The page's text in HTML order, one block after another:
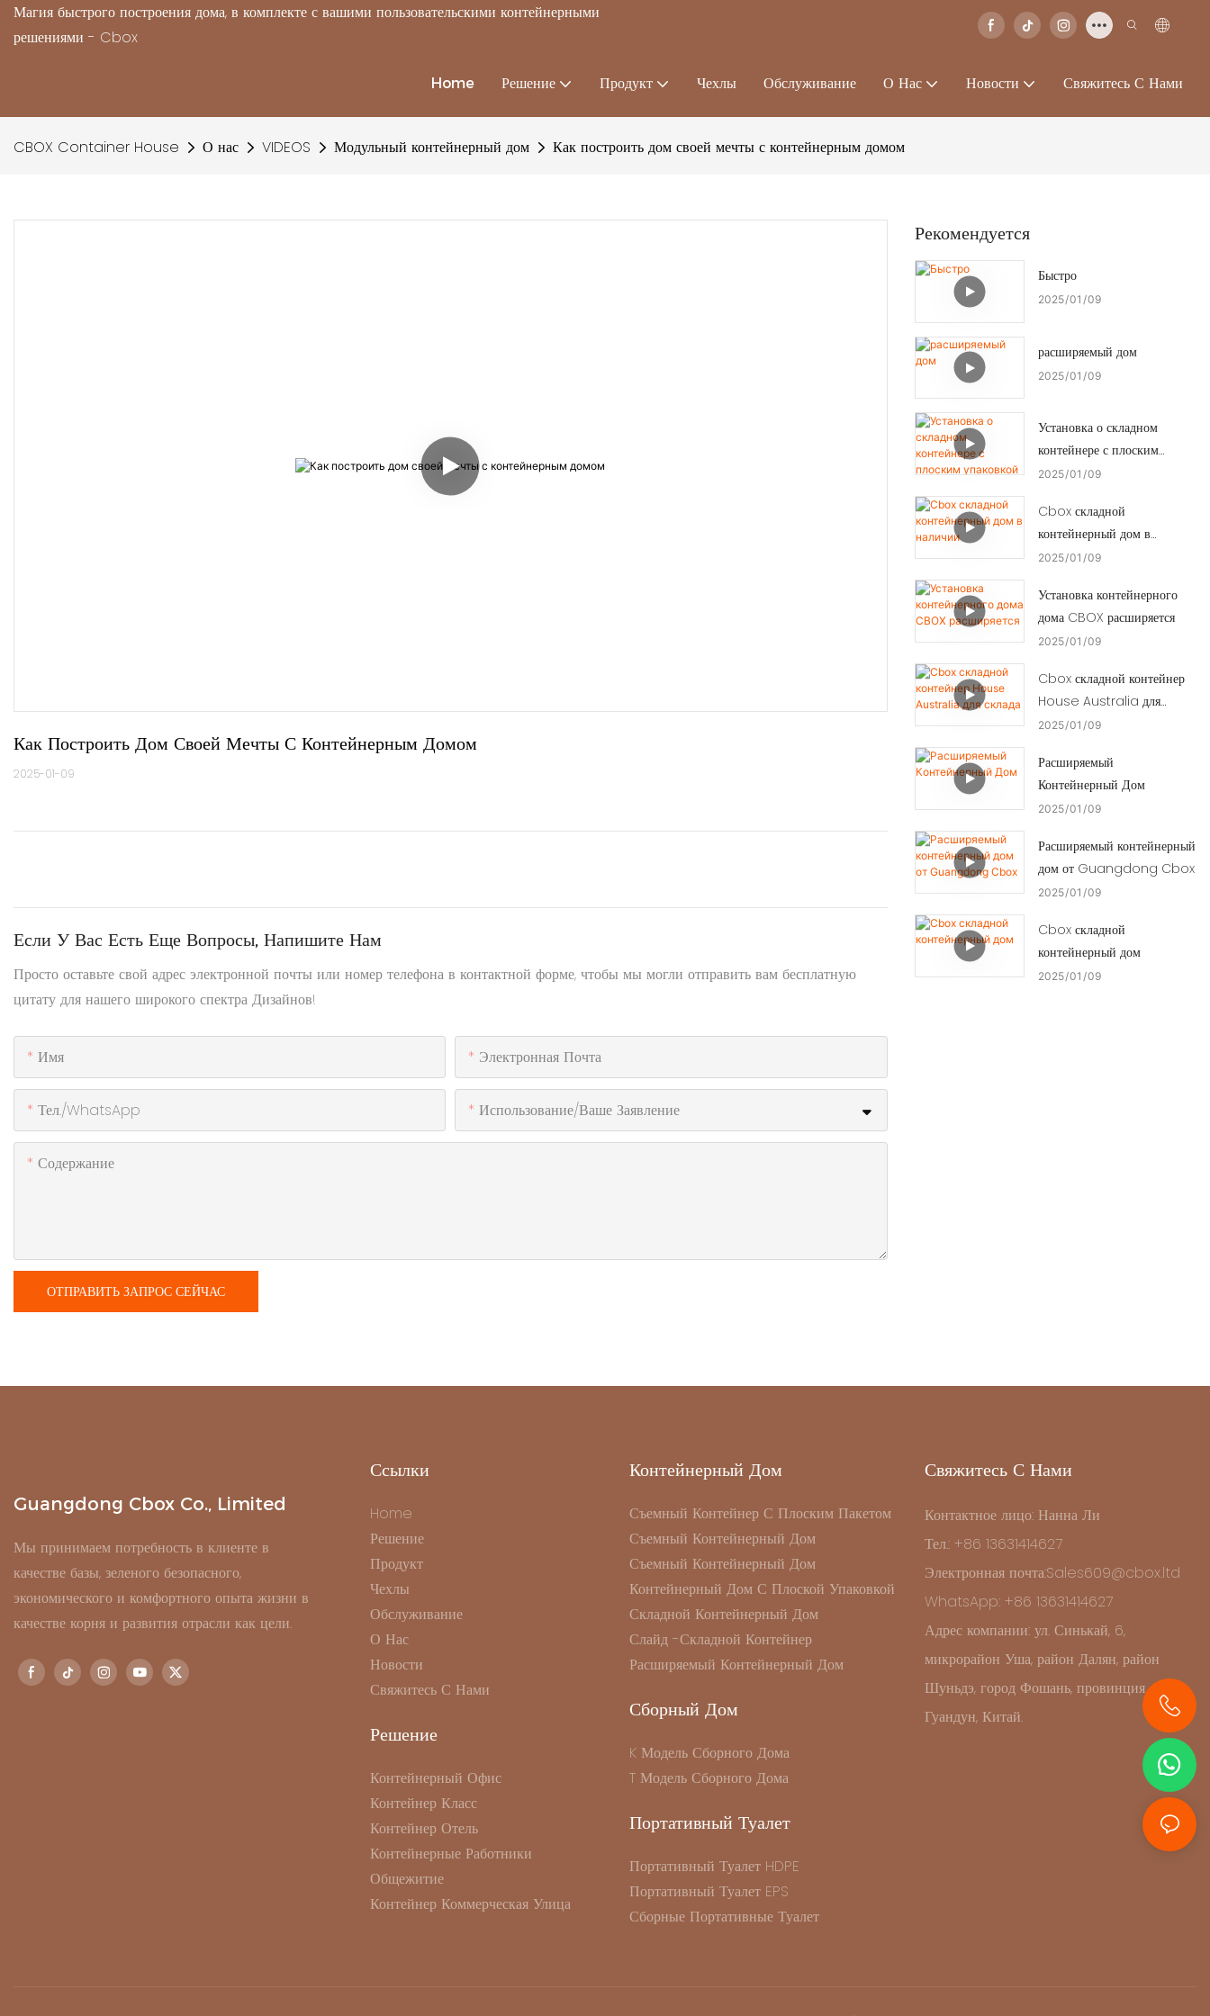
Магия быстрого построения дома, в комплекте с вашими пользовательскими контейнерными
решениями - Cbox
Home Решение Продукт Чехлы Обслуживание О Нас Новости Свяжитесь С Нами
CBOX Container House О нас VIDEOS Модульный контейнерный дом Как построить дом своей мечты с контейнерным домом
Как Построить Дом Своей Мечты С Контейнерным Домом
2025-01-09
Если У Вас Есть Еще Вопросы, Напишите Нам
Просто оставьте свой адрес электронной почты или номер телефона в контактной форме, чтобы мы могли отправить вам бесплатную
цитату для нашего широкого спектра Дизайнов!
Имя Электронная Почта
Тел./WhatsApp Использование/ваше Заявление
Содержание
ОТПРАВИТЬ ЗАПРОС СЕЙЧАС
Рекомендуется
Быстро
2025 01 09
расширяемый дом
2025 01 09
Установка о складном
контейнере с плоским
упаковкой
2025 01 09
Cbox складной
контейнерный дом в
наличии
2025 01 09
Установка контейнерного
дома CBOX расширяется
2025 01 09
Cbox складной контейнер
House Australia для
склада
2025 01 09
Расширяемый
Контейнерный Дом
2025 01 09
Расширяемый контейнерный
дом от Guangdong Cbox
2025 01 09
Cbox складной
контейнерный дом
2025 01 09
Guangdong Cbox Co., Limited
Мы принимаем потребность в клиенте в
качестве базы, зеленого безопасного,
экономического и комфортного опыта жизни в
качестве корня и развития отрасли как цели.
Ссылки
Home
Решение
Продукт
Чехлы
Обслуживание
О Нас
Новости
Свяжитесь С Нами
Решение
Контейнерный Офис
Контейнер Класс
Контейнер Отель
Контейнерные Работники
Общежитие
Контейнер Коммерческая Улица
Контейнерный Дом
Съемный Контейнер С Плоским Пакетом
Съемный Контейнерный Дом
Съемный Контейнерный Дом
Контейнерный Дом С Плоской Упаковкой
Складной Контейнерный Дом
Слайд -складной Контейнер
Расширяемый Контейнерный Дом
Сборный Дом
K Модель Сборного Дома
T Модель Сборного Дома
Портативный Туалет
Портативный Туалет HDPE
Портативный Туалет EPS
Сборные Портативные Туалет
Свяжитесь С Нами
Контактное лицо: Нанна Ли
Тел.: +86 13631414627
Электронная почта:Sales609@cbox.ltd
WhatsApp: +86 13631414627
Адрес компании: ул. Синькай, 6,
микрорайон Уша, район Далян, район
Шуньдэ, город Фошань, провинция
Гуандун, Китай.